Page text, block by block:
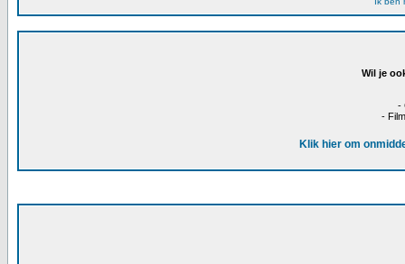
Wil je
-
-
Klik hier om